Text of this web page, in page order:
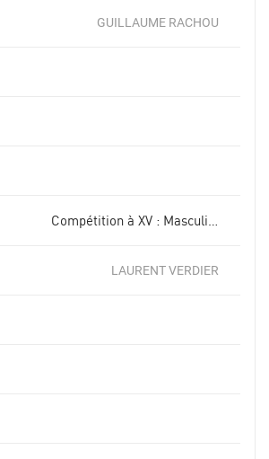
GUILLAUME RACHOU
Compétition à XV : Masculin -19 ans
LAURENT VERDIER